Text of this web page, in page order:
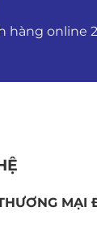
hàng online
MẠI